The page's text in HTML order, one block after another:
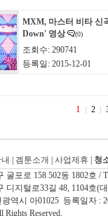
MXM, 마스터 비타 신
Down' 영상
(0)
조회수: 290741
등록일: 2015-12-01
1 2
겜툰소개 사업제휴
청
포로 158 502동 1802호 /
지털로33길 48, 1104호(
역시 아01025 등록일자 :
Reserved.